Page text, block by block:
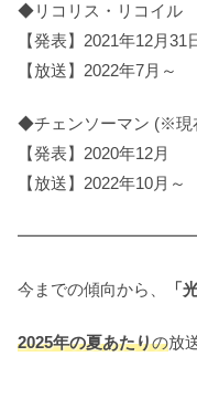
◆リコリス・リコイル
【発表】2021年12月31
【放送】2022年7月～
◆チェンソーマン (※現
【発表】2020年12月
【放送】2022年10月～
今までの傾向から、 「
2025年の夏あたりの放